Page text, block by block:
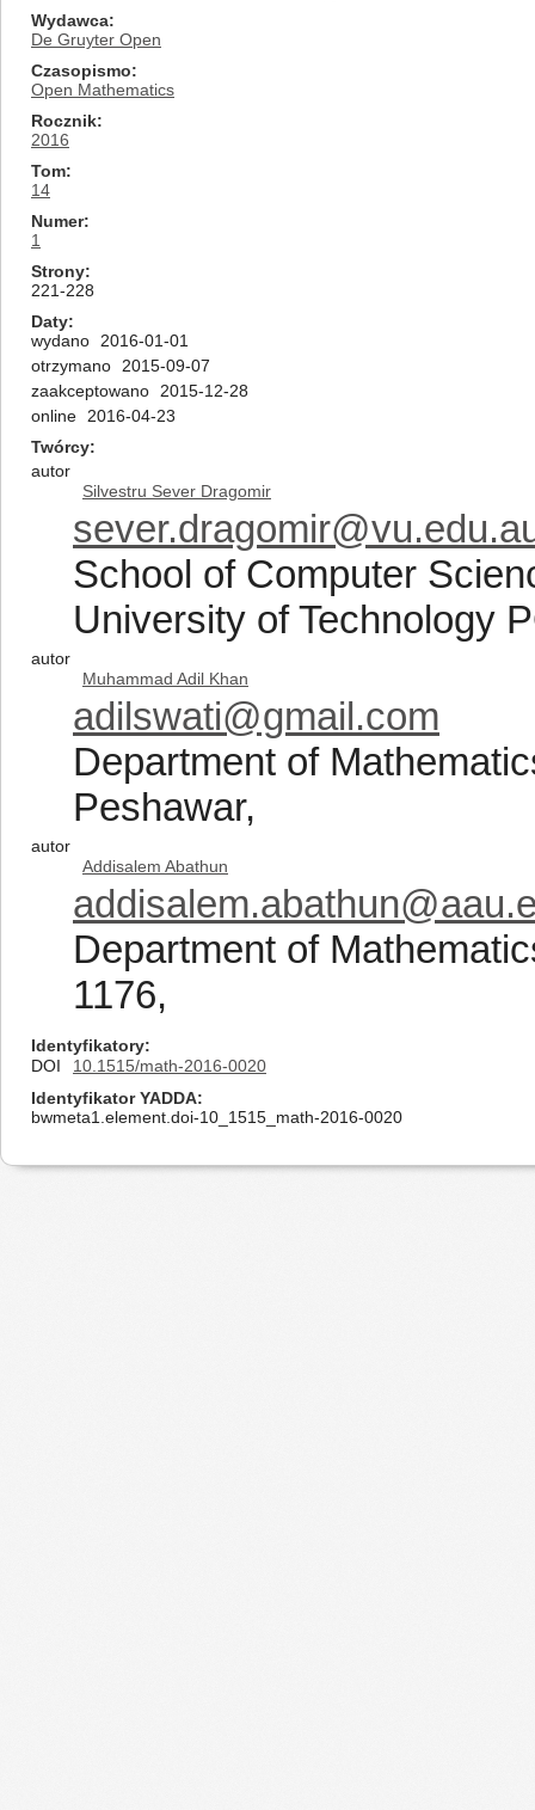
Wydawca
De Gruyter Open
Czasopismo
Open Mathematics
Rocznik
2016
Tom
14
Numer
1
Strony
221-228
Daty
wydano
2016-01-01
otrzymano
2015-09-07
zaakceptowano
2015-12-28
online
2016-04-23
Twórcy
autor
Silvestru Sever Dragomir
School of Computer
University of Technology
autor
Muhammad Adil Khan
adilswati@gmail.com
Department of
Peshawar,
autor
Addisalem Abathun
Department of
1176,
Identyfikatory
DOI
10.1515/math-2016-0020
Identyfikator YADDA
bwmeta1.element.doi-10_1515_math-2016-0020